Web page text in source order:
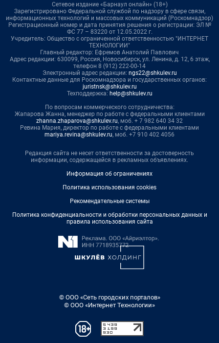
Сетевое издание «Барнаул онлайн» (18+)
Зарегистрировано Федеральной службой по надзору в сфере связи,
информационных технологий и массовых коммуникаций (Роскомнадзор)
Регистрационный номер и дата принятия решения о регистрации: ЭЛ №
ФС 77 – 83220 от 12.05.2022 г.
Учредитель: Общество с ограниченной ответственностью "ИНТЕРНЕТ
ТЕХНОЛОГИИ"
Главный редактор: Ефремов Анатолий Павлович
Адрес редакции: 630099, Россия, Новосибирск, ул. Ленина, д. 12, 6 этаж,
телефон 8 (912) 222-00-14
Электронный адрес редакции: ngs22@shkulev.ru
Контактные данные для Роскомнадзора и государственных органов:
juristnsk@shkulev.ru
Техподдержка: help@shkulev.ru
По вопросам коммерческого сотрудничества:
Жапарова Жанна, менеджер по работе с федеральными клиентами
zhanna.zhaparova@shkulev.ru, моб. + 7 982 640 34 32
Ревина Мария, директор по работе с федеральными клиентами
mariya.revina@shkulev.ru, моб. +7 910 402 4056
Редакция сайта не несет ответственности за достоверность
информации, содержащейся в рекламных объявлениях.
Информация об ограничениях
Политика использования cookies
Рекомендательные системы
Политика конфиденциальности и обработки персональных данных и
правила использования сайта
© ООО «Сеть городских порталов»
© ООО «Интернет Технологии»